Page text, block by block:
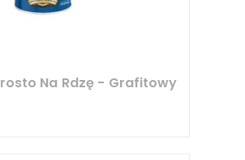
Na Rdzę - Grafitowy